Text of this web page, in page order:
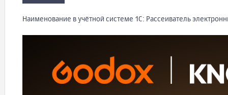
Наименование в учётной системе 1С: Рассеиватель